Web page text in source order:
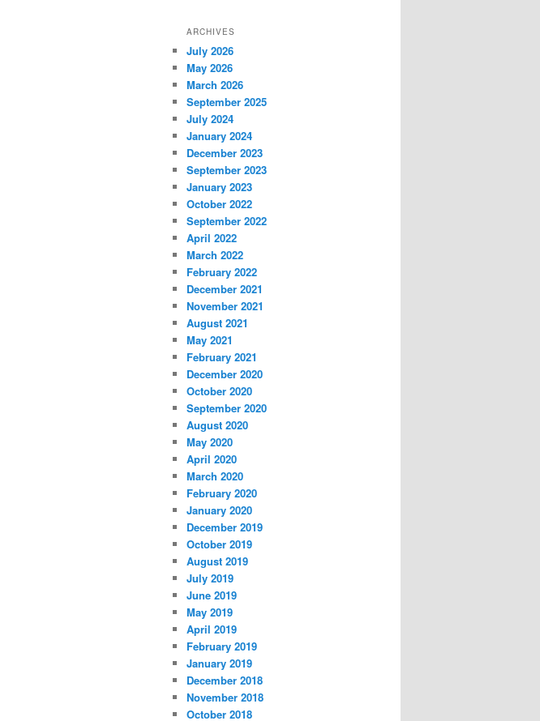
ARCHIVES
July 2026
May 2026
March 2026
September 2025
July 2024
January 2024
December 2023
September 2023
January 2023
October 2022
September 2022
April 2022
March 2022
February 2022
December 2021
November 2021
August 2021
May 2021
February 2021
December 2020
October 2020
September 2020
August 2020
May 2020
April 2020
March 2020
February 2020
January 2020
December 2019
October 2019
August 2019
July 2019
June 2019
May 2019
April 2019
February 2019
January 2019
December 2018
November 2018
October 2018